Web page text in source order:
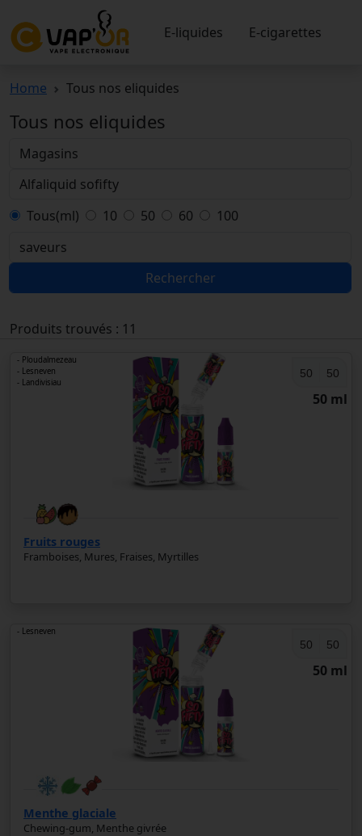
E-liquides E-cigarettes
Home Tous nos eliquides
Tous nos eliquides
Tous(ml) 10 50 60 100
Rechercher
Produits trouvés : 11
50 50
50 ml
Fruits rouges
Framboises, Mures, Fraises, Myrtilles
- Ploudalmezeau
- Lesneven
- Landivisiau
50 50
50 ml
Menthe glaciale
Chewing-gum, Menthe givrée
- Lesneven